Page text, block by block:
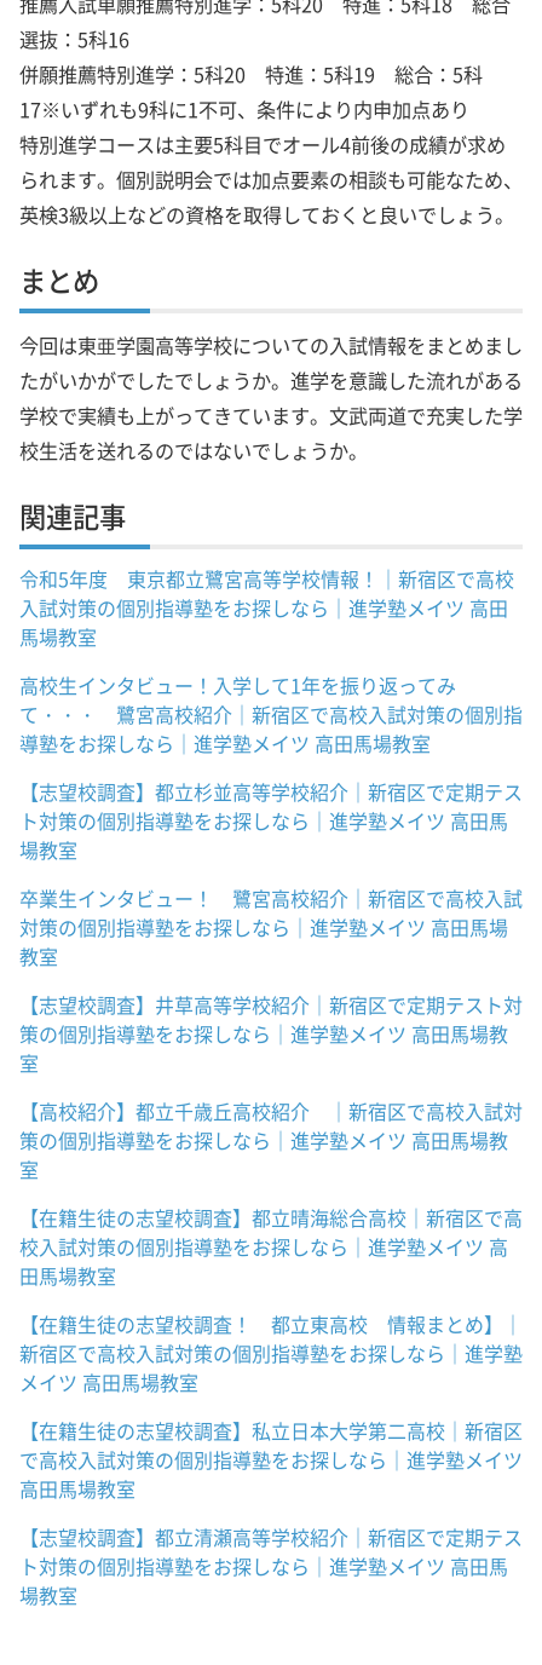
選抜：5科16
併願推薦特別進学：5科20 特進：5科19 総合：5科
17※いずれも9科に1不可、条件により内申加点あり
特別進学コースは主要5科目でオール4前後の成績が求め
られます。個別説明会では加点要素の相談も可能なため、
英検3級以上などの資格を取得しておくと良いでしょう。
まとめ
今回は東亜学園高等学校についての入試情報をまとめまし
たがいかがでしたでしょうか。進学を意識した流れがある
学校で実績も上がってきています。文武両道で充実した学
校生活を送れるのではないでしょうか。
関連記事
令和5年度 東京都立鷺宮高等学校情報！｜新宿区で高校
入試対策の個別指導塾をお探しなら｜進学塾メイツ 高田
馬場教室
高校生インタビュー！入学して1年を振り返ってみ
て・・・ 鷺宮高校紹介｜新宿区で高校入試対策の個別指
導塾をお探しなら｜進学塾メイツ 高田馬場教室
【志望校調査】都立杉並高等学校紹介｜新宿区で定期テス
ト対策の個別指導塾をお探しなら｜進学塾メイツ 高田馬
場教室
卒業生インタビュー！ 鷺宮高校紹介｜新宿区で高校入試
対策の個別指導塾をお探しなら｜進学塾メイツ 高田馬場
教室
【志望校調査】井草高等学校紹介｜新宿区で定期テスト対
策の個別指導塾をお探しなら｜進学塾メイツ 高田馬場教
室
【高校紹介】都立千歳丘高校紹介 ｜新宿区で高校入試対
策の個別指導塾をお探しなら｜進学塾メイツ 高田馬場教
室
【在籍生徒の志望校調査】都立晴海総合高校｜新宿区で高
校入試対策の個別指導塾をお探しなら｜進学塾メイツ 高
田馬場教室
【在籍生徒の志望校調査！ 都立東高校 情報まとめ】｜
新宿区で高校入試対策の個別指導塾をお探しなら｜進学塾
メイツ 高田馬場教室
【在籍生徒の志望校調査】私立日本大学第二高校｜新宿区
で高校入試対策の個別指導塾をお探しなら｜進学塾メイツ
高田馬場教室
【志望校調査】都立清瀬高等学校紹介｜新宿区で定期テス
ト対策の個別指導塾をお探しなら｜進学塾メイツ 高田馬
場教室